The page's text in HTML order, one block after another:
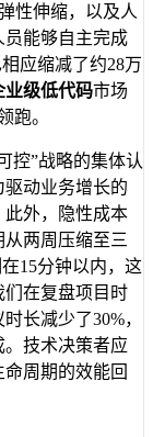
性伸缩，以及人
员能够自主完成
应缩减了约28万
业级低代码市场
跑。
控”战略的集体认
动业务增长的
外，隐性成本
两周压缩至三
15分钟以内，这
在复盘项目时
长减少了30%，
技术决策者应
周期的效能回